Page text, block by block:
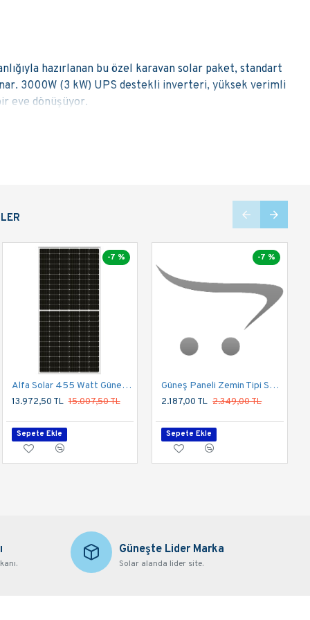
hazırlanan bu özel karavan solar paket, standart
3000W (3 kW) UPS destekli inverteri, yüksek verimli
eve dönüşüyor.
enerji yönetimi.
ekipmanları.
Paketi
Bu paket, bünyesindeki 3 kW UPS inverter
kahve makinesi, saç kurutma makinesi, kettle
teknolojisi sayesinde hassas elektronik cihazlarınız
bağladığınızda, sistem otomatik olarak akülerinizi
aldığınız elektriği en verimli şekilde depolamanıza
-7 %
Alfa Solar 455 Watt Güneş Paneli Half Cut Multi Busbar Monokristal
13.972,50 TL 15.007,50 TL
Sepete Ekle
-7 %
Güneş Paneli Zemin Tipi Sulama Montaj Sistemi
2.187,00 TL 2.349,00 TL
Sepete Ekle
Güneşte Lider Marka
Solar alanda lider site.